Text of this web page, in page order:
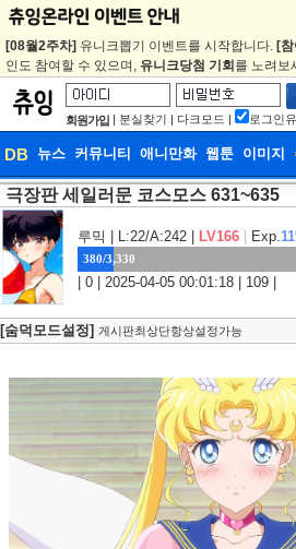
[08월2주차] 유니크뽑기 이벤트를 시작합니다. [
인도 참여할 수 있으며, 유니크당첨 기회 를 노려보
회원가입 | 분실찾기 | 다크모드 | 로그인
DB 뉴스 커뮤니티 애니만화 웹툰 이미지
DB 뉴스 커
웹툰 이미지
극장판 세일러문 코스모스 631~635
루믹 | L:22/A:242 | LV166 Exp.
380/3,330
| 0 | 2025-04-05 00:01:18 | 109 |
[숨덕모드설정] 게시판최상단항상설정가능